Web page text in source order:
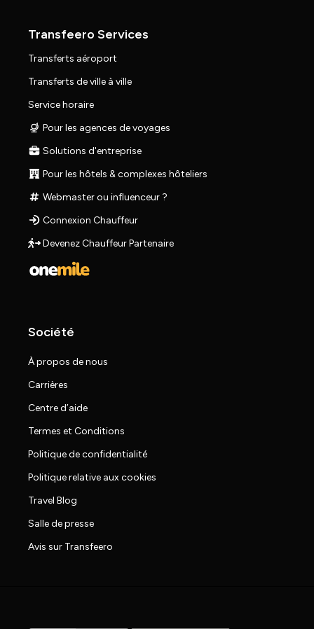
Transfeero Services
Transferts aéroport
Transferts de ville à ville
Service horaire
Pour les agences de voyages
Solutions d'entreprise
Pour les hôtels & complexes hôteliers
Webmaster ou influenceur ?
Connexion Chauffeur
Devenez Chauffeur Partenaire
Société
À propos de nous
Carrières
Centre d’aide
Termes et Conditions
Politique de confidentialité
Politique relative aux cookies
Travel Blog
Salle de presse
Avis sur Transfeero